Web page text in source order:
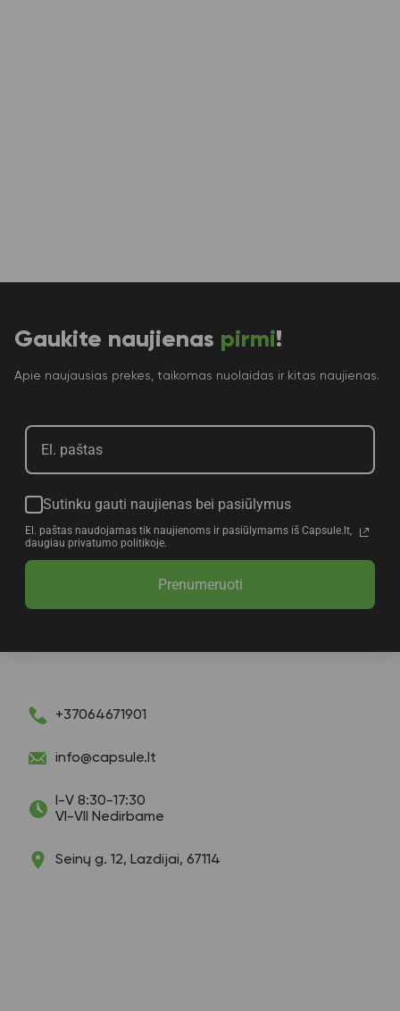
Gaukite naujienas pirmi!
Apie naujausias prekes, taikomas nuolaidas ir kitas naujienas.
Sutinku gauti naujienas bei pasiūlymus
El. paštas naudojamas tik naujienoms ir pasiūlymams iš Capsule.lt,
daugiau privatumo politikoje.
Prenumeruoti
+37064671901
info@capsule.lt
I-V 8:30-17:30
VI-VII Nedirbame
Seinų g. 12, Lazdijai, 67114